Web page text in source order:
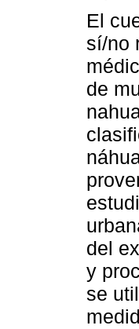
El
sí/no
de
del
y
se